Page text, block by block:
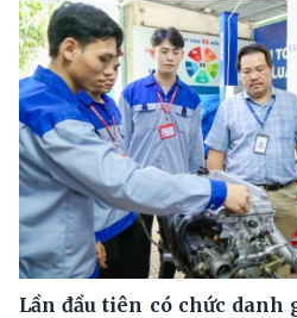
Lần đầu tiên có chức danh